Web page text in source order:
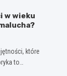
w wieku
które
to…